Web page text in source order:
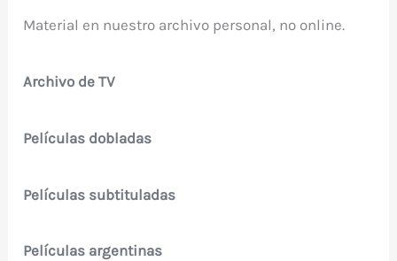
Material en nuestro archivo personal, no online.
Archivo de TV
Películas dobladas
Películas subtituladas
Películas argentinas